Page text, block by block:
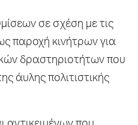
σε σχέση με τις
παροχή κινήτρων για
δραστηριοτήτων που
άυλης πολιτιστικής